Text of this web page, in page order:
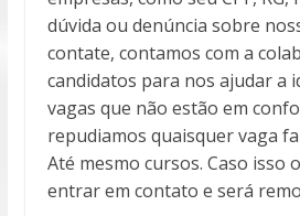
dúvida ou denúncia sobre
contate, contamos com a
candidatos para nos ajudar a
vagas que não estão em
repudiamos quaisquer vaga
Até mesmo cursos. Caso isso
entrar em contato e será